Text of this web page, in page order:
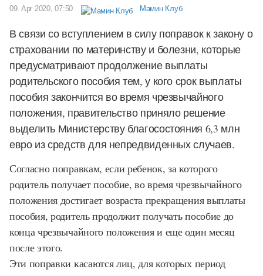
09. Apr 2020, 07:50 Мамин Клуб
В связи со вступлением в силу поправок к закону о
страховании по материнству и болезни, которые
предусматривают продолжение выплаты
родительского пособия тем, у кого срок выплаты
пособия закончится во время чрезвычайного
положения, правительство приняло решение
выделить Министерству благосостояния 6,3 млн
евро из средств для непредвиденных случаев.
Согласно поправкам, если ребенок, за которого
родитель получает пособие, во время чрезвычайного
положения достигает возраста прекращения выплаты
пособия, родитель продолжит получать пособие до
конца чрезвычайного положения и еще один месяц
после этого.
Эти поправки касаются лиц, для которых период